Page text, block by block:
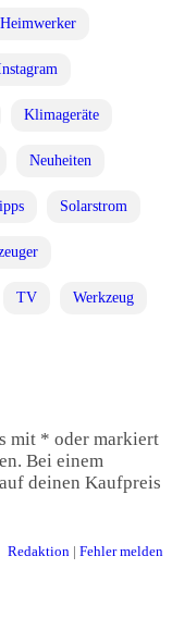
Heimwerker
Klimageräte
Neuheiten
Solarstrom
TV Werkzeug
mit * oder markiert
Bei einem
deinen Kaufpreis
Redaktion | Fehler melden